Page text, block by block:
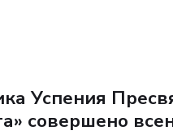
Успения
совершено